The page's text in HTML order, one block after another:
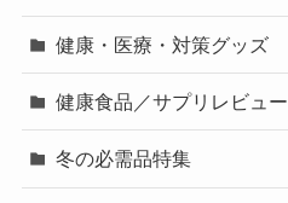
健康・医療・対策グッズ
健康食品／サプリレビュー
冬の必需品特集